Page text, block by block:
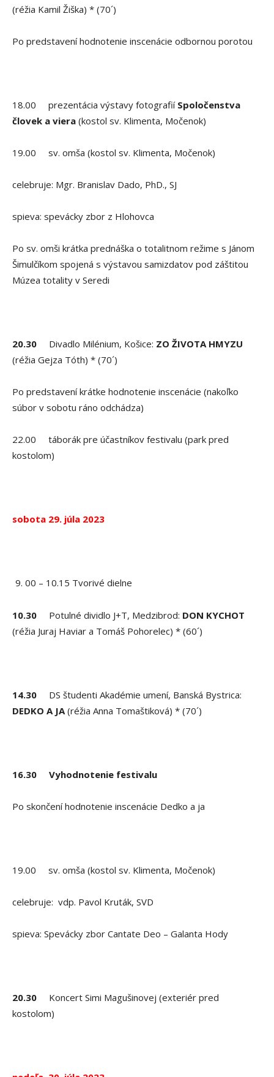
(réžia Kamil Žiška) * (70´)
Po predstavení hodnotenie inscenácie odbornou porotou
18.00 prezentácia výstavy fotografií Spoločenstva
človek a viera (kostol sv. Klimenta, Močenok)
19.00 sv. omša (kostol sv. Klimenta, Močenok)
celebruje: Mgr. Branislav Dado, PhD., SJ
spieva: spevácky zbor z Hlohovca
Po sv. omši krátka prednáška o totalitnom režime s Jánom
Šimulčíkom spojená s výstavou samizdatov pod záštitou
Múzea totality v Seredi
20.30 Divadlo Milénium, Košice: ZO ŽIVOTA HMYZU
(réžia Gejza Tóth) * (70´)
Po predstavení krátke hodnotenie inscenácie (nakoľko
súbor v sobotu ráno odchádza)
22.00 táborák pre účastníkov festivalu (park pred
kostolom)
sobota 29. júla 2023
00 – 10.15 Tvorivé dielne
10.30 Potulné dividlo J+T, Medzibrod: DON KYCHOT
(réžia Juraj Haviar a Tomáš Pohorelec) * (60´)
14.30 DS študenti Akadémie umení, Banská Bystrica:
DEDKO A JA (réžia Anna Tomaštiková) * (70´)
16.30 Vyhodnotenie festivalu
Po skončení hodnotenie inscenácie Dedko a ja
19.00 sv. omša (kostol sv. Klimenta, Močenok)
celebruje: vdp. Pavol Kruták, SVD
spieva: Spevácky zbor Cantate Deo – Galanta Hody
20.30 Koncert Simi Magušinovej (exteriér pred
kostolom)